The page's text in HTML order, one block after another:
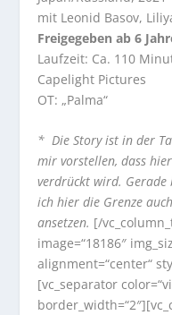
mit Leonid Basov,
Freigegeben ab 6
Laufzeit: Ca. 110
Capelight Pictures
OT: „Palma“
* Die Story ist in der
mir vorstellen, dass
verdrückt wird.
ich hier die Grenze
ansetzen. [/
image=“18186″
alignment=“center“
[vc_separator